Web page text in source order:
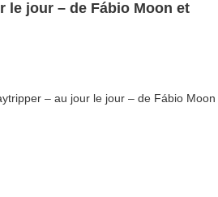
le jour – de Fábio Moon et